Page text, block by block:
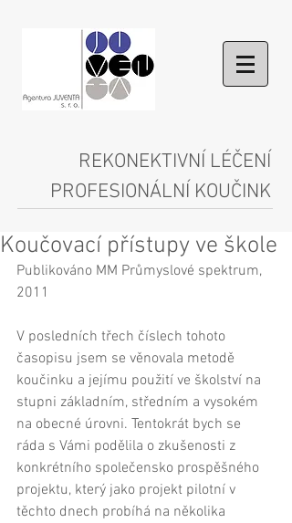
PROFESIONÁLNÍ KOUČINK
REKONEKTIVNÍ LÉČENÍ
Koučovací přístupy ve škole
Publikováno MM Průmyslové spektrum,
2011
V posledních třech číslech tohoto
časopisu jsem se věnovala metodě
koučinku a jejímu použití ve školství na
stupni základním, středním a vysokém
na obecné úrovni. Tentokrát bych se
ráda s Vámi podělila o zkušenosti z
konkrétního společensko prospěšného
projektu, který jako projekt pilotní v
těchto dnech probíhá na několika